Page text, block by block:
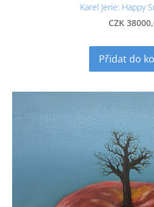
Karel Jerie: Happy
CZK
Přidat do